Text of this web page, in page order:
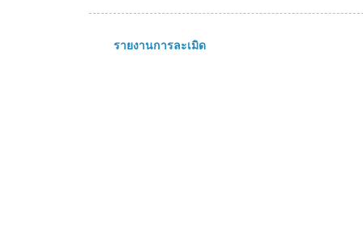
รายงานการละเมิด